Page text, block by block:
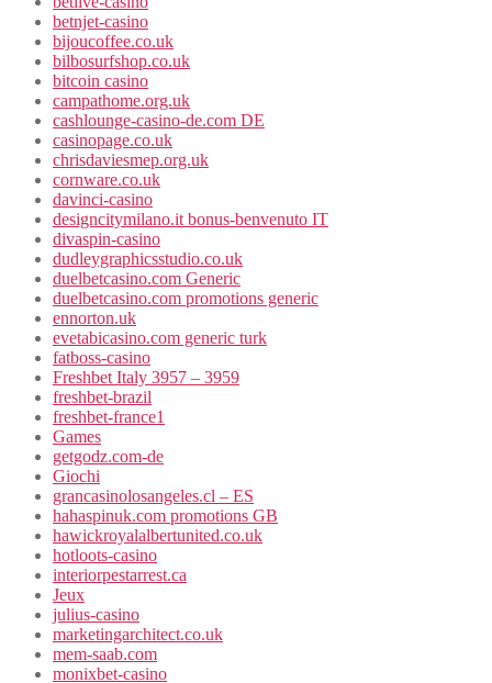
betnjet-casino
bijoucoffee.co.uk
bilbosurfshop.co.uk
bitcoin casino
campathome.org.uk
cashlounge-casino-de.com DE
casinopage.co.uk
chrisdaviesmep.org.uk
cornware.co.uk
davinci-casino
designcitymilano.it bonus-benvenuto IT
divaspin-casino
dudleygraphicsstudio.co.uk
duelbetcasino.com Generic
duelbetcasino.com promotions generic
ennorton.uk
evetabicasino.com generic turk
fatboss-casino
Freshbet Italy 3957 – 3959
freshbet-brazil
freshbet-france1
Games
getgodz.com-de
Giochi
grancasinolosangeles.cl – ES
hahaspinuk.com promotions GB
hawickroyalalbertunited.co.uk
hotloots-casino
interiorpestarrest.ca
Jeux
julius-casino
marketingarchitect.co.uk
mem-saab.com
monixbet-casino